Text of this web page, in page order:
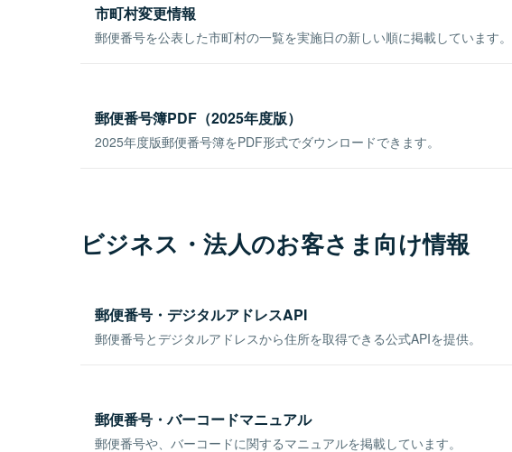
市町村変更情報
郵便番号を公表した市町村の一覧を実施日の新しい順に掲載しています。
郵便番号簿PDF（2025年度版）
2025年度版郵便番号簿をPDF形式でダウンロードできます。
ビジネス・法人のお客さま向け情報
郵便番号・デジタルアドレスAPI
郵便番号とデジタルアドレスから住所を取得できる公式APIを提供。
郵便番号・バーコードマニュアル
郵便番号や、バーコードに関するマニュアルを掲載しています。